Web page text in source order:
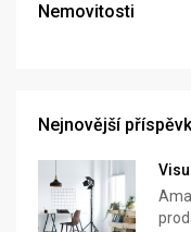
Nemovitosti
Nejnovější